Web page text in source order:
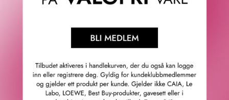
Toppnoter: Bergamott, blodappelsin, limeolje, mandarin,
Hjertenoter: Rosépepper, solbær og hvit rav.
Bunnoter: Patchouli, musk og eikemose.